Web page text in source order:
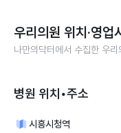
우리의원 위치·영업
나만의닥터에서 수집한 우리
병원 위치•주소
시흥시청역